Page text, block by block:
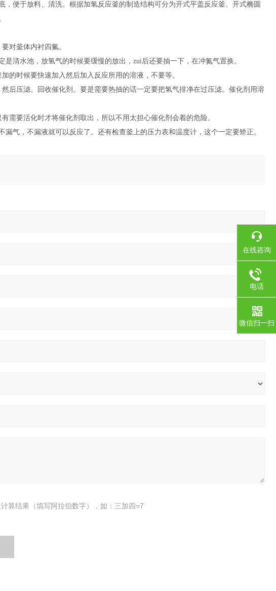
便于放料、清洗。根据加氢反应釜的制造结构可分为开式平盖反应釜、开式椭圆
对釜体内衬四氟。
清水池，放氢气的时候要缓慢的放出，zui后还要抽一下，在冲氮气置换。
的时候要快速加入然后加入反应所用的溶液，不要等。
后压滤。回收催化剂。要是需要热抽的话一定要把氢气排净在过压滤。催化剂用溶
需要活化时才将催化剂取出，所以不用太担心催化剂会着的危险。
气，不漏液就可以反应了。还有检查釜上的压力表和温度计，这个一定要矫正。
算结果（填写阿拉伯数字），如：三加四=7
在线咨询
电话
微信扫一扫